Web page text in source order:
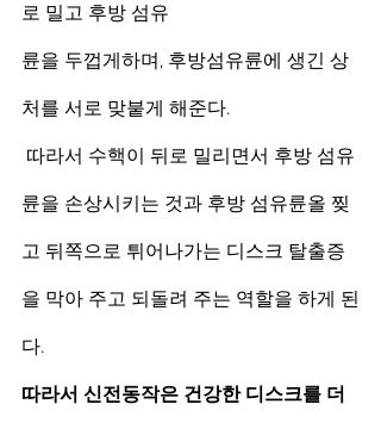
로 밀고 후방 섬유
륜을 두껍게하며, 후방섬유륜에 생긴 상
처를 서로 맞붙게 해준다.
륜을 손상시키는 것과 후방 섬유륜올 찢
고 뒤쪽으로 튀어나가는 디스크 탈출증
을 막아 주고 되돌려 주는 역할을 하게 된
다.
따라서 신전동작은 건강한 디스크를 더